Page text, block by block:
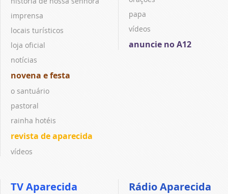
imprensa
locais turísticos
loja oficial
notícias
novena e festa
o santuário
pastoral
rainha hotéis
revista de aparecida
vídeos
papa
vídeos
anuncie no A12
TV Aparecida Rádio Aparecida